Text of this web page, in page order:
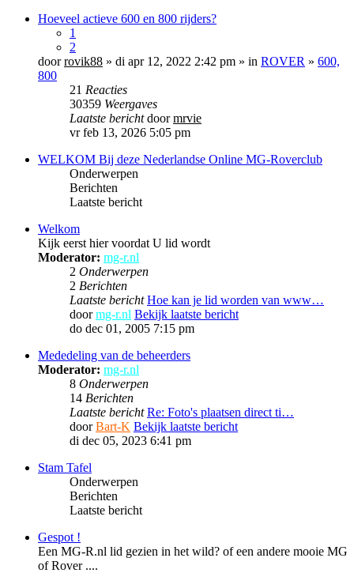
Hoeveel actieve 600 en 800 rijders?
1
2
doorrovik88 » di apr 12, 2022 2:42 pm » in ROVER » 600,
800
21 Reacties
30359 Weergaves
Laatste berichtdoormrvie
vr feb 13, 2026 5:05 pm
WELKOM Bij deze Nederlandse Online MG-Roverclub
Onderwerpen
Berichten
Laatste bericht
Welkom
Kijk eerst hier voordat U lid wordt
Moderator: mg-r.nl
2 Onderwerpen
2 Berichten
Laatste bericht Hoe kan je lid worden van www…
doormg-r.nl Bekijk laatste bericht
do dec 01, 2005 7:15 pm
Mededeling van de beheerders
Moderator: mg-r.nl
8 Onderwerpen
14 Berichten
Laatste bericht Re: Foto's plaatsen direct ti…
doorBart-K Bekijk laatste bericht
di dec 05, 2023 6:41 pm
Stam Tafel
Onderwerpen
Berichten
Laatste bericht
Gespot !
Een MG-R.nl lid gezien in het wild? of een andere mooie MG
of Rover ....